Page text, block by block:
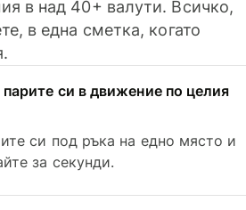
в над 40+ валути. Всичко,
в една сметка, когато
парите си в движение по целия
си под ръка на едно място и
за секунди.